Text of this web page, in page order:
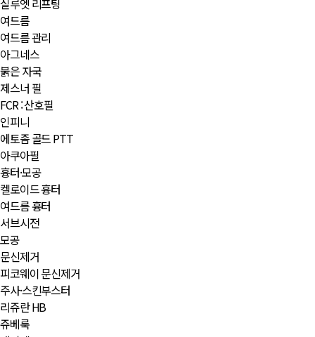
실루엣 리프팅
여드름
여드름 관리
아그네스
붉은 자국
제스너 필
FCR : 산호필
인피니
에토좀 골드 PTT
아쿠아필
흉터·모공
켈로이드 흉터
여드름 흉터
서브시전
모공
문신제거
피코웨이 문신제거
주사·스킨부스터
리쥬란 HB
쥬베룩